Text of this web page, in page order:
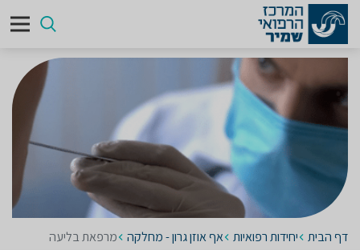
דף הבית יחידות רפואיות אף אוזן גרון - מחלקה מרפאת בליעה